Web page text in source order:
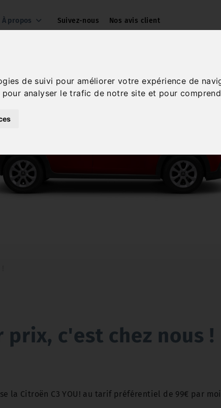
de suivi pour améliorer votre expérience de
analyser le trafic de notre site et pour
À propos Suivez-nous Nos avis client
prix, c'est chez nous !
la Citroën C3 YOU! au tarif préférentiel de 99€ par